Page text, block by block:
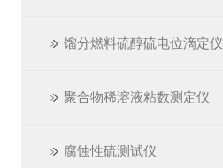
馏分燃料硫醇硫电位滴定仪
聚合物稀溶液粘数测定仪
腐蚀性硫测试仪